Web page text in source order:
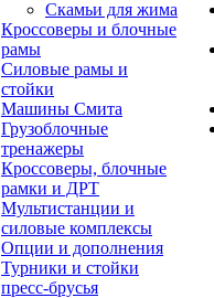
Скамьи для жима
Кроссоверы и блочные
рамы
Силовые рамы и
стойки
Машины Смита
Грузоблочные
тренажеры
Кроссоверы, блочные
рамки и ДРТ
Мультистанции и
силовые комплексы
Опции и дополнения
Турники и стойки
пресс-брусья